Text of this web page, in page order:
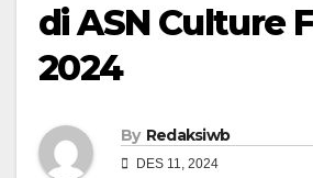
di ASN Culture
2024
By Redaksiwb
DES 11, 2024